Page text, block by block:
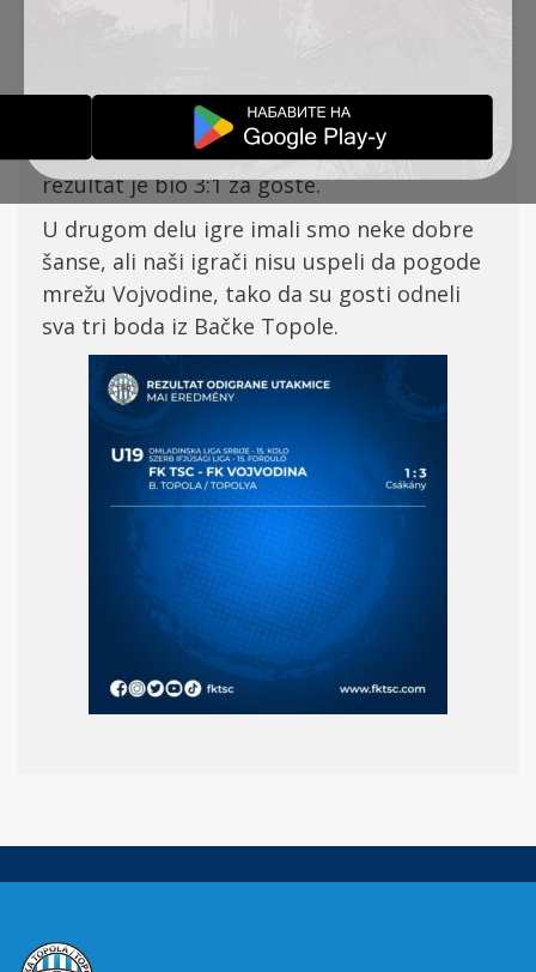
Čakanja smo izjednačili. Nažalost posle
naše g timaVojvodina je
postigla još dva gola. Posle prvih 45 minuta
rezultatje bio 3:1 za goste.
U drugom delu igre imali smo neke dobre
šanse, ali naši igrači nisu uspeli da pogode
mrežu Vojvodine, tako da su gosti odneli
sva tri boda iz Bačke Topole.